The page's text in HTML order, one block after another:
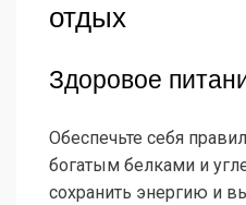
отдых
Здоровое
Обеспечьте себя
богатым белками и
сохранить энергию и